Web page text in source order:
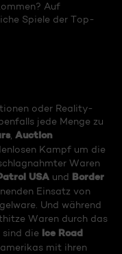
Auf
Spiele der Top-
oder Reality-
jede Menge zu
, Auction
Kampf um die
Waren
USA und Border
Einsatz von
Und während
Waren durch das
sind die Ice Road
mit ihren